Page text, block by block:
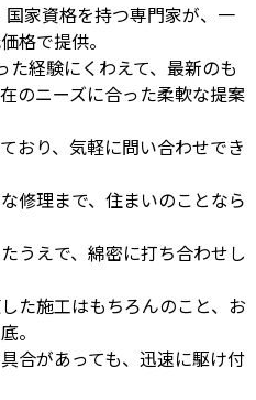
家資格を持つ専門家が、一
格で提供。
経験にくわえて、最新のも
のニーズに合った柔軟な提案
おり、気軽に問い合わせでき
修理まで、住まいのことなら
うえで、綿密に打ち合わせし
た施工はもちろんのこと、お
。
合があっても、迅速に駆け付